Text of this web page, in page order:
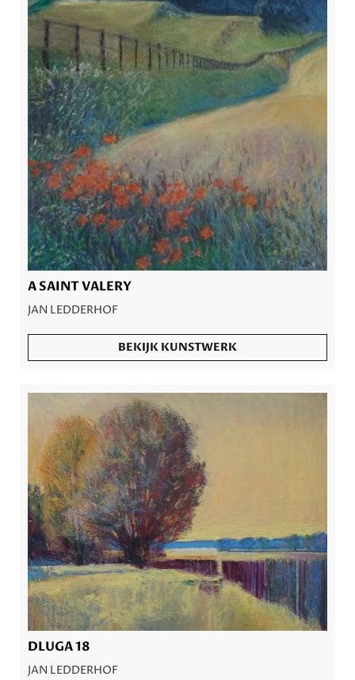
A SAINT VALERY
JAN LEDDERHOF
BEKIJK KUNSTWERK
DLUGA 18
JAN LEDDERHOF